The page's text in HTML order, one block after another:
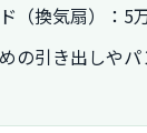
（換気扇）：5
の引き出しや